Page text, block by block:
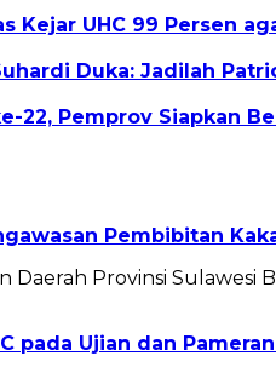
Kejar UHC 99 Persen
Duka: Jadilah
22, Pemprov Siapkan
Pembibitan
Daerah Provinsi
pada Ujian dan